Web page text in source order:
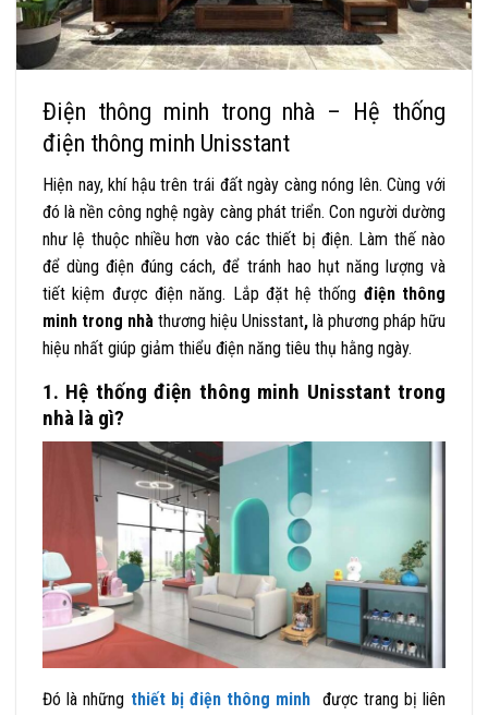
Điện thông minh trong nhà – Hệ thống
điện thông minh Unisstant
Hiện nay, khí hậu trên trái đất ngày càng nóng lên. Cùng với
đó là nền công nghệ ngày càng phát triển. Con người dường
như lệ thuộc nhiều hơn vào các thiết bị điện. Làm thế nào
để dùng điện đúng cách, để tránh hao hụt năng lượng và
tiết kiệm được điện năng. Lắp đặt hệ thống điện thông
minh trong nhà thương hiệu Unisstant, là phương pháp hữu
hiệu nhất giúp giảm thiểu điện năng tiêu thụ hằng ngày.
1. Hệ thống điện thông minh Unisstant trong
nhà là gì?
Đó là những thiết bị điện thông minh được trang bị liên